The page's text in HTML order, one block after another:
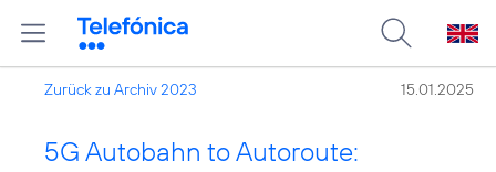
Zurück zu Archiv 2023 15.01.2025
5G Autobahn to Autoroute: